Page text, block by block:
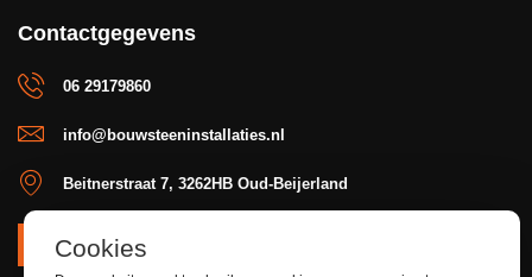
Contactgegevens
06 29179860
info@bouwsteeninstallaties.nl
Beitnerstraat 7, 3262HB Oud-Beijerland
OFFERTE
Cookies